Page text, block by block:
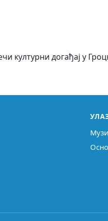
културни догађај у